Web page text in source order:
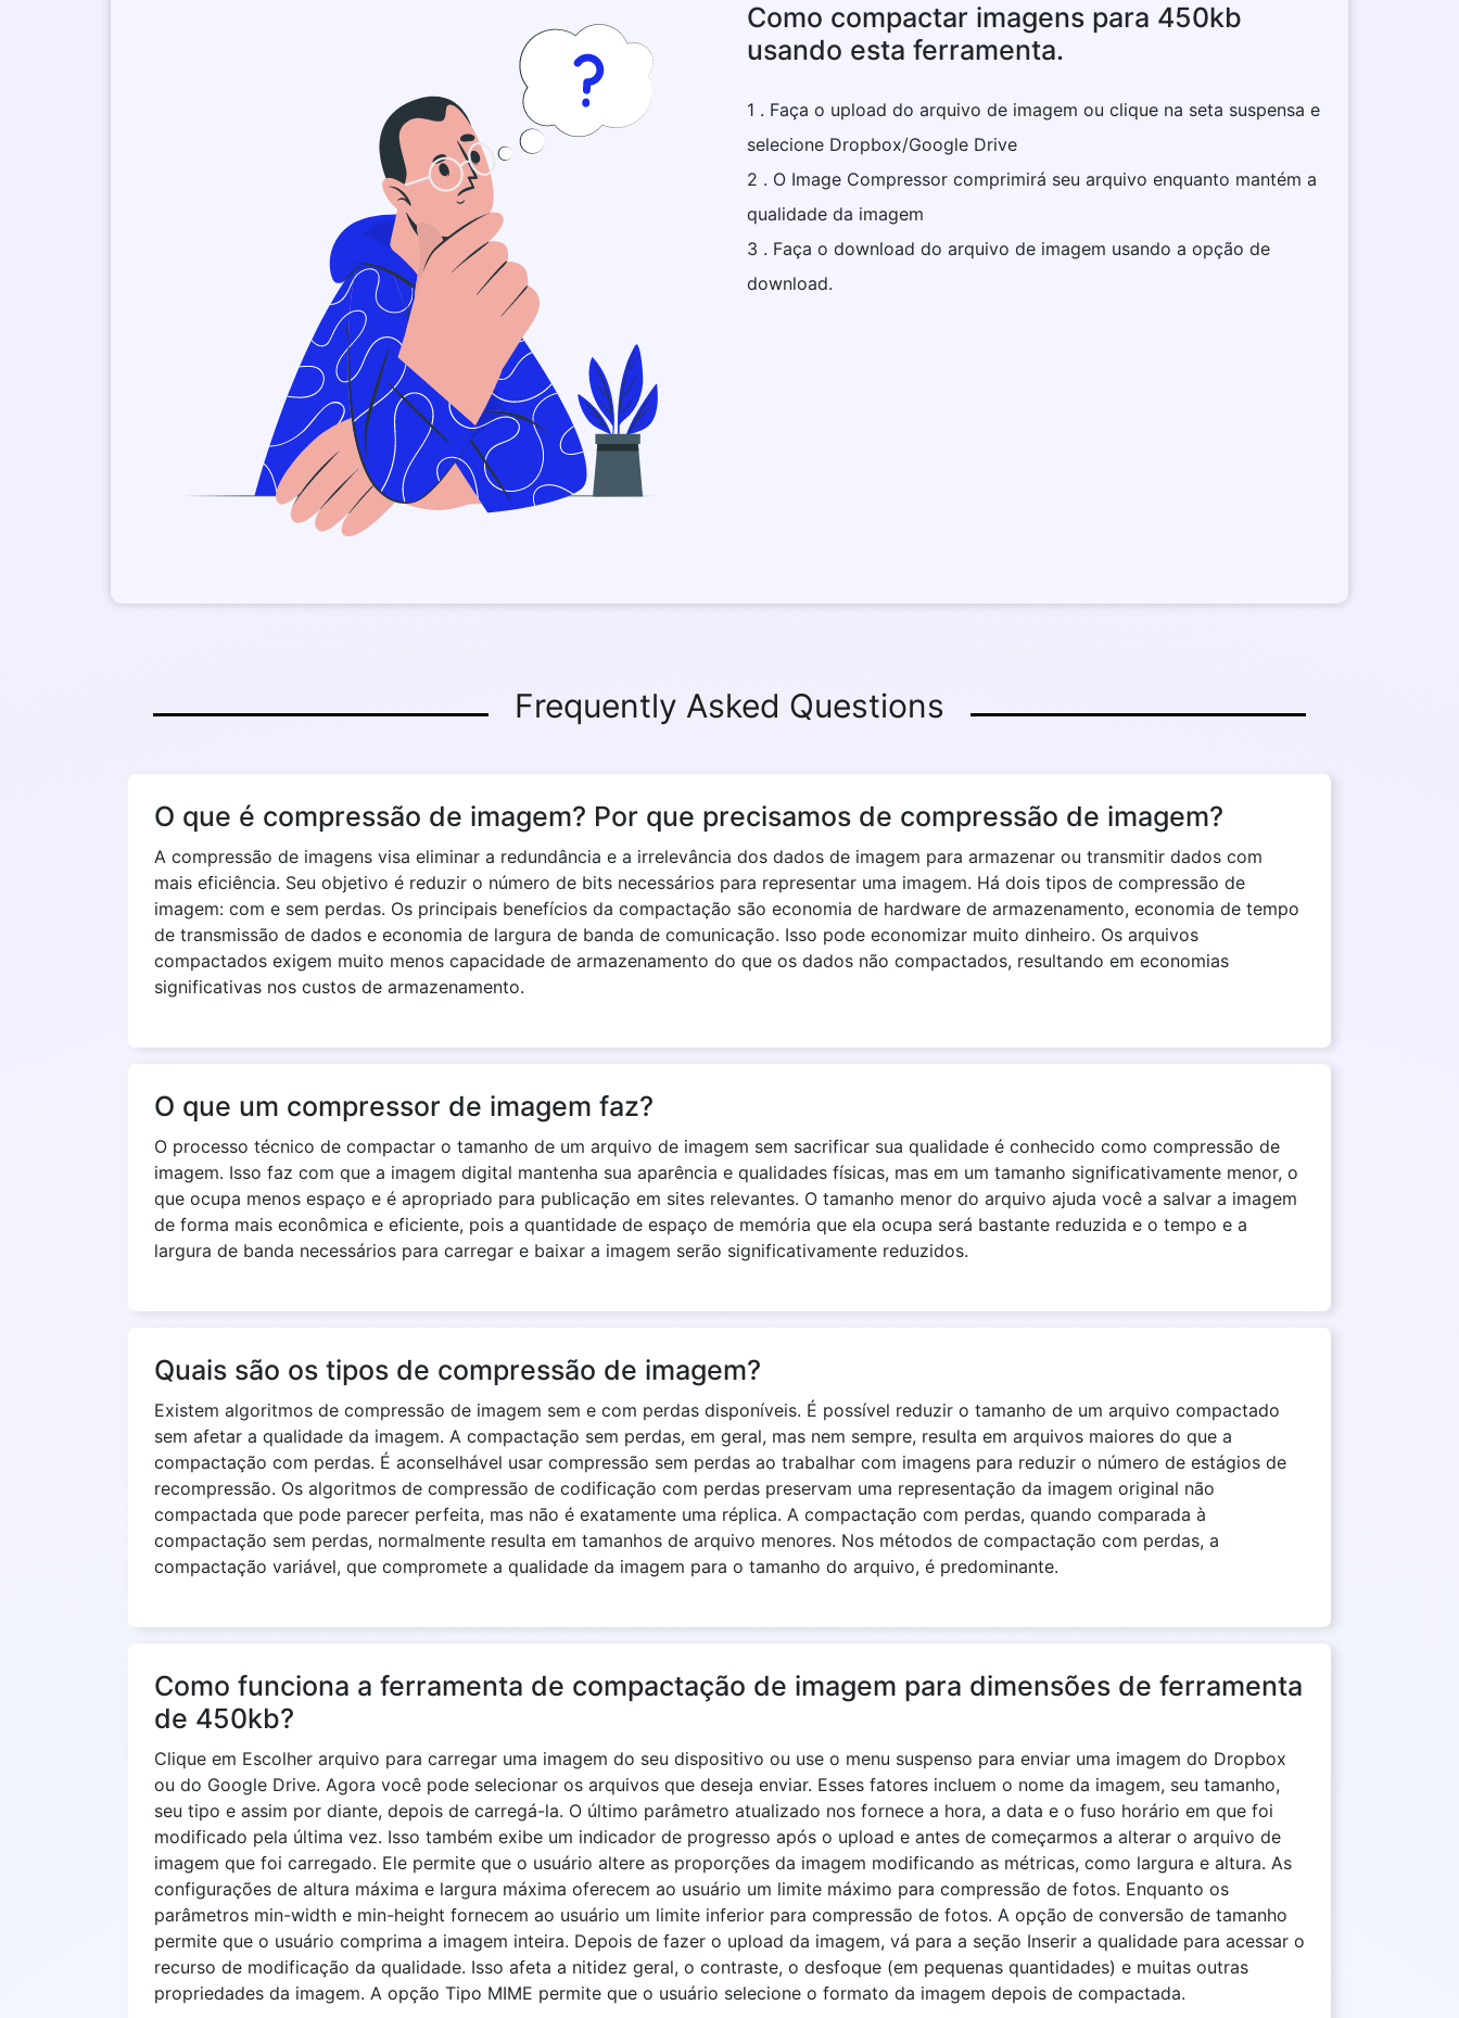
Como compactar imagens para 450kb
usando esta ferramenta.
1 . Faça o upload do arquivo de imagem ou clique na seta suspensa e
selecione Dropbox/Google Drive
2 . O Image Compressor comprimirá seu arquivo enquanto mantém a
qualidade da imagem
3 . Faça o download do arquivo de imagem usando a opção de
download.
Frequently Asked Questions
O que é compressão de imagem? Por que precisamos de compressão de imagem?
A compressão de imagens visa eliminar a redundância e a irrelevância dos dados de imagem para armazenar ou transmitir dados com
mais eficiência. Seu objetivo é reduzir o número de bits necessários para representar uma imagem. Há dois tipos de compressão de
imagem: com e sem perdas. Os principais benefícios da compactação são economia de hardware de armazenamento, economia de tempo
de transmissão de dados e economia de largura de banda de comunicação. Isso pode economizar muito dinheiro. Os arquivos
compactados exigem muito menos capacidade de armazenamento do que os dados não compactados, resultando em economias
significativas nos custos de armazenamento.
O que um compressor de imagem faz?
O processo técnico de compactar o tamanho de um arquivo de imagem sem sacrificar sua qualidade é conhecido como compressão de
imagem. Isso faz com que a imagem digital mantenha sua aparência e qualidades físicas, mas em um tamanho significativamente menor, o
que ocupa menos espaço e é apropriado para publicação em sites relevantes. O tamanho menor do arquivo ajuda você a salvar a imagem
de forma mais econômica e eficiente, pois a quantidade de espaço de memória que ela ocupa será bastante reduzida e o tempo e a
largura de banda necessários para carregar e baixar a imagem serão significativamente reduzidos.
Quais são os tipos de compressão de imagem?
Existem algoritmos de compressão de imagem sem e com perdas disponíveis. É possível reduzir o tamanho de um arquivo compactado
sem afetar a qualidade da imagem. A compactação sem perdas, em geral, mas nem sempre, resulta em arquivos maiores do que a
compactação com perdas. É aconselhável usar compressão sem perdas ao trabalhar com imagens para reduzir o número de estágios de
recompressão. Os algoritmos de compressão de codificação com perdas preservam uma representação da imagem original não
compactada que pode parecer perfeita, mas não é exatamente uma réplica. A compactação com perdas, quando comparada à
compactação sem perdas, normalmente resulta em tamanhos de arquivo menores. Nos métodos de compactação com perdas, a
compactação variável, que compromete a qualidade da imagem para o tamanho do arquivo, é predominante.
Como funciona a ferramenta de compactação de imagem para dimensões de ferramenta
de 450kb?
Clique em Escolher arquivo para carregar uma imagem do seu dispositivo ou use o menu suspenso para enviar uma imagem do Dropbox
ou do Google Drive. Agora você pode selecionar os arquivos que deseja enviar. Esses fatores incluem o nome da imagem, seu tamanho,
seu tipo e assim por diante, depois de carregá-la. O último parâmetro atualizado nos fornece a hora, a data e o fuso horário em que foi
modificado pela última vez. Isso também exibe um indicador de progresso após o upload e antes de começarmos a alterar o arquivo de
imagem que foi carregado. Ele permite que o usuário altere as proporções da imagem modificando as métricas, como largura e altura. As
configurações de altura máxima e largura máxima oferecem ao usuário um limite máximo para compressão de fotos. Enquanto os
parâmetros min-width e min-height fornecem ao usuário um limite inferior para compressão de fotos. A opção de conversão de tamanho
permite que o usuário comprima a imagem inteira. Depois de fazer o upload da imagem, vá para a seção Inserir a qualidade para acessar o
recurso de modificação da qualidade. Isso afeta a nitidez geral, o contraste, o desfoque (em pequenas quantidades) e muitas outras
propriedades da imagem. A opção Tipo MIME permite que o usuário selecione o formato da imagem depois de compactada.